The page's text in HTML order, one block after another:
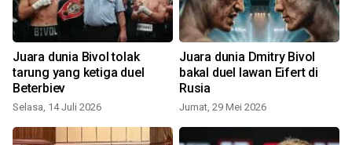
Juara dunia Bivol tolak
tarung yang ketiga duel
Beterbiev
Selasa, 14 Juli 2026
Juara dunia Dmitry Bivol
bakal duel lawan Eifert di
Rusia
Jumat, 29 Mei 2026